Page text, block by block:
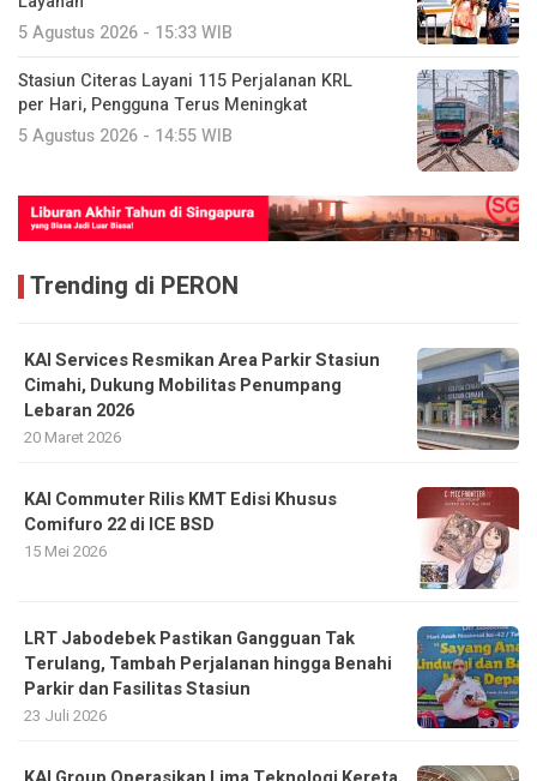
5 Agustus 2026 - 15:33 WIB
Stasiun Citeras Layani 115 Perjalanan KRL
per Hari, Pengguna Terus Meningkat
5 Agustus 2026 - 14:55 WIB
Trending di PERON
KAI Services Resmikan Area Parkir Stasiun
Cimahi, Dukung Mobilitas Penumpang
Lebaran 2026
20 Maret 2026
KAI Commuter Rilis KMT Edisi Khusus
Comifuro 22 di ICE BSD
15 Mei 2026
LRT Jabodebek Pastikan Gangguan Tak
Terulang, Tambah Perjalanan hingga Benahi
Parkir dan Fasilitas Stasiun
23 Juli 2026